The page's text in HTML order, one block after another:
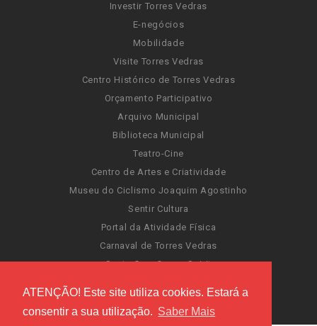
ATENÇÃO! Este site utiliza cookies. Estará a
consentir a sua utilização. Saber Mais
Investir Torres Vedras
E-negócios
Mobilidade
Visite Torres Vedras
Centro Histórico de Torres Vedras
Orçamento Participativo
Arquivo Municipal
Biblioteca Municipal
Teatro-Cine
Centro de Artes e Criatividade
Museu do Ciclismo Joaquim Agostinho
Sentir Cultura
Portal da Atividade Física
Carnaval de Torres Vedras
Santa Cruz Ocean Spirit